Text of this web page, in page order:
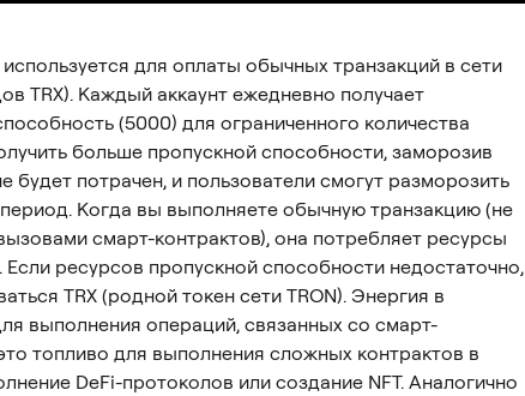
для оплаты обычных транзакций в сети
TRX). Каждый аккаунт ежедневно получает
(5000) для ограниченного количества
больше пропускной способности, заморозив
будет потрачен, и пользователи смогут разморозить
Когда вы выполняете обычную транзакцию (не
смарт-контрактов), она потребляет ресурсы
ресурсов пропускной способности недостаточно,
TRX (родной токен сети TRON). Энергия в
выполнения операций, связанных со смарт-
топливо для выполнения сложных контрактов в
DeFi-протоколов или создание NFT. Аналогично